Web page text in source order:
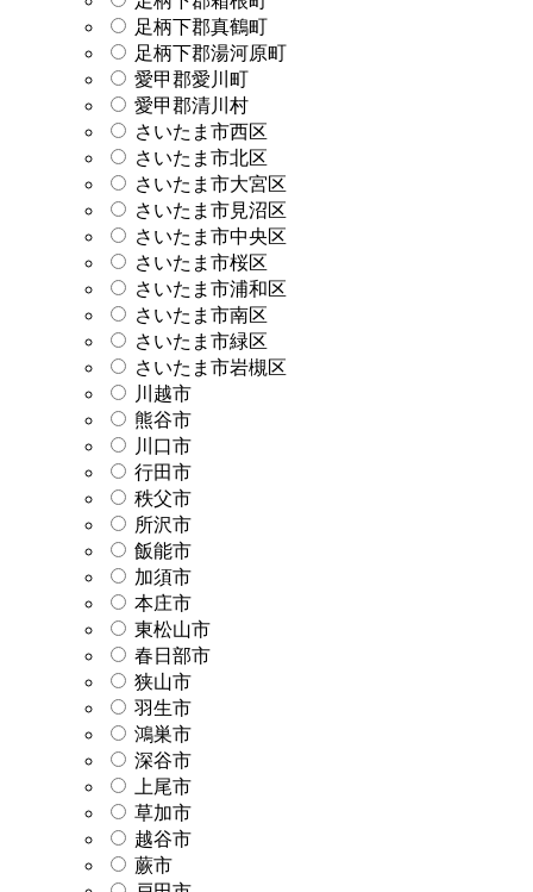
足柄下郡真鶴町
足柄下郡湯河原町
愛甲郡愛川町
愛甲郡清川村
さいたま市西区
さいたま市北区
さいたま市大宮区
さいたま市見沼区
さいたま市中央区
さいたま市桜区
さいたま市浦和区
さいたま市南区
さいたま市緑区
さいたま市岩槻区
川越市
熊谷市
川口市
行田市
秩父市
所沢市
飯能市
加須市
本庄市
東松山市
春日部市
狭山市
羽生市
鴻巣市
深谷市
上尾市
草加市
越谷市
蕨市